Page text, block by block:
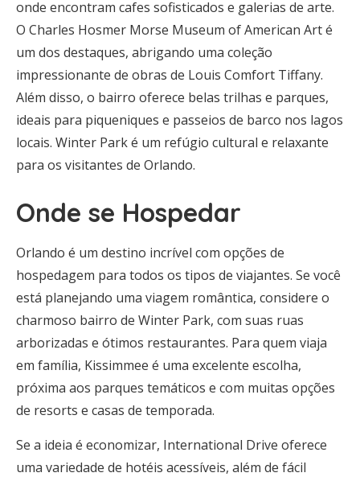
onde encontram cafes sofisticados e galerias de arte.
O Charles Hosmer Morse Museum of American Art é
um dos destaques, abrigando uma coleção
impressionante de obras de Louis Comfort Tiffany.
Além disso, o bairro oferece belas trilhas e parques,
ideais para piqueniques e passeios de barco nos lagos
locais. Winter Park é um refúgio cultural e relaxante
para os visitantes de Orlando.
Onde se Hospedar
Orlando é um destino incrível com opções de
hospedagem para todos os tipos de viajantes. Se você
está planejando uma viagem romântica, considere o
charmoso bairro de Winter Park, com suas ruas
arborizadas e ótimos restaurantes. Para quem viaja
em família, Kissimmee é uma excelente escolha,
próxima aos parques temáticos e com muitas opções
de resorts e casas de temporada.
Se a ideia é economizar, International Drive oferece
uma variedade de hotéis acessíveis, além de fácil